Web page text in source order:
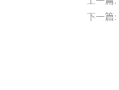
下一篇: